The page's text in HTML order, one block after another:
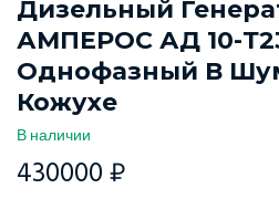
Дизельный
АМПЕРОС АД 10-
Однофазный В
Кожухе
В наличии
430000 ₽